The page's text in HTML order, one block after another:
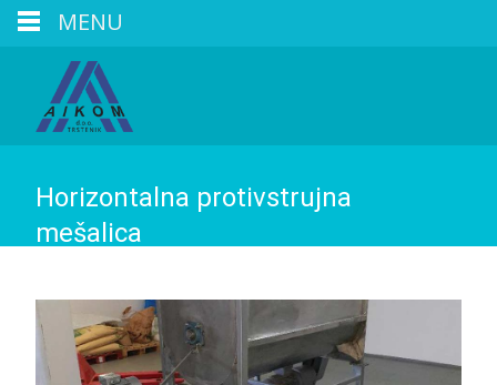
Horizontalna protivstrujna
mešalica
MENU